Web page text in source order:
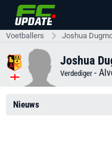
Voetballers Joshua
Joshua
Verdediger -
Nieuws